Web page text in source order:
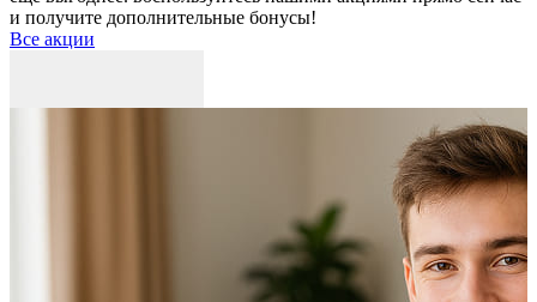
и получите дополнительные бонусы!
Все акции